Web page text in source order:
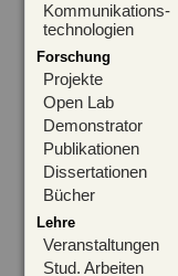
Kommunikations-
technologien
Forschung
Projekte
Open Lab
Demonstrator
Publikationen
Dissertationen
Bücher
Lehre
Veranstaltungen
Stud. Arbeiten